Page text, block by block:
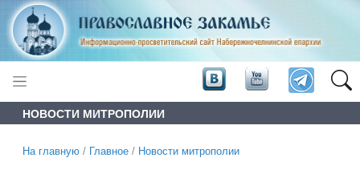
НОВОСТИ МИТРОПОЛИИ
На главную / Главное / Новости митрополии